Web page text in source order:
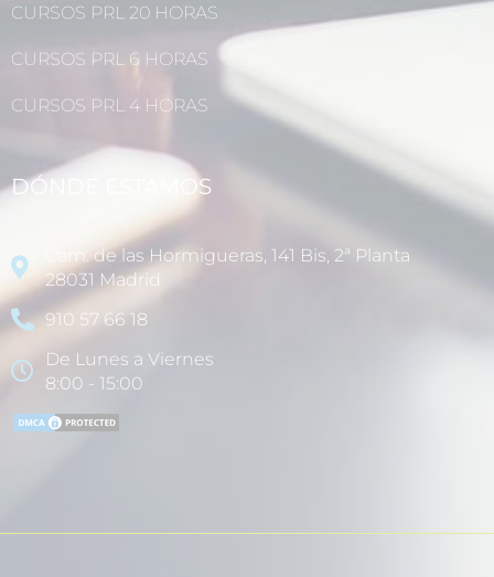
CURSOS PRL 20 HORAS
CURSOS PRL 6 HORAS
CURSOS PRL 4 HORAS
DÓNDE ESTAMOS
Cam. de las Hormigueras, 141 Bis, 2ª Planta
28031 Madrid
910 57 66 18
De Lunes a Viernes
8:00 - 15:00